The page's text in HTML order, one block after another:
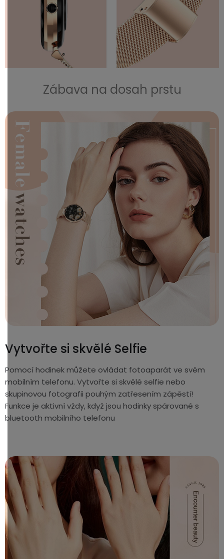
Zábava na dosah prstu
Vytvořte si skvělé Selfie
Pomocí hodinek můžete ovládat fotoaparát ve svém
mobilním telefonu. Vytvořte si skvělé selfie nebo
skupinovou fotografii pouhým zatřesením zápěstí!
Funkce je aktivní vždy, když jsou hodinky spárované s
bluetooth mobilního telefonu